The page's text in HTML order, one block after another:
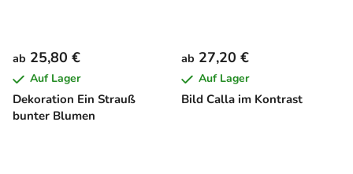
Dekoration Ein Strauß
bunter Blumen
ab 25,80 €
Auf Lager
Bild Calla im Kontrast
ab 27,20 €
Auf Lager